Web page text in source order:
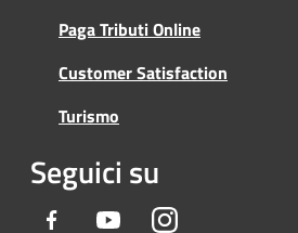
Paga Tributi Online
Customer Satisfaction
Turismo
Seguici su
Facebook YoutubeInstagram